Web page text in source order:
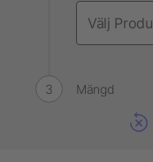
Mängd